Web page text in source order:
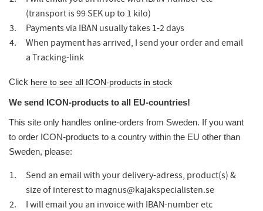
(transport is 99 SEK up to 1 kilo)
Payments via IBAN usually takes 1-2 days
When payment has arrived, I send your order and email
a Tracking-link
Click here to see all ICON-products in stock
We send ICON-products to all EU-countries!
This site only handles online-orders from Sweden. If you want
to order ICON-products to a country within the EU other than
Sweden, please:
Send an email with your delivery-adress, product(s) &
size of interest to magnus@kajakspecialisten.se
I will email you an invoice with IBAN-number etc